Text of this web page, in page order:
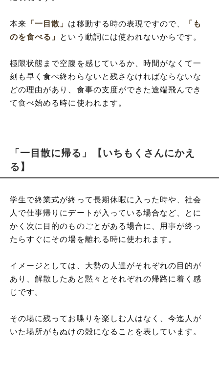
本来 「一目散」 は移動する時の表現ですので、
「も
のを食べる」 という動詞には使われないからです。
極限状態まで空腹を感じているか、時間がなくて一
刻も早く食べ終わらないと残さなければならないな
どの理由があり、食事の支度ができた途端飛んでき
て食べ始める時に使われます。
「一目散に帰る」【いちもくさんにかえ
る】
学生で終業式が終って長期休暇に入った時や、社会
人で仕事帰りにデートが入っている場合など、とに
かく次に目的のものごとがある場合に、用事が終っ
たらすぐにその場を離れる時に使われます。
イメージとしては、大勢の人達がそれぞれの目的が
あり、解散したあと黙々とそれぞれの帰路に着く感
じです。
その場に残ってお喋りを楽しむ人はなく、今迄人が
いた場所がもぬけの殻になることを表しています。